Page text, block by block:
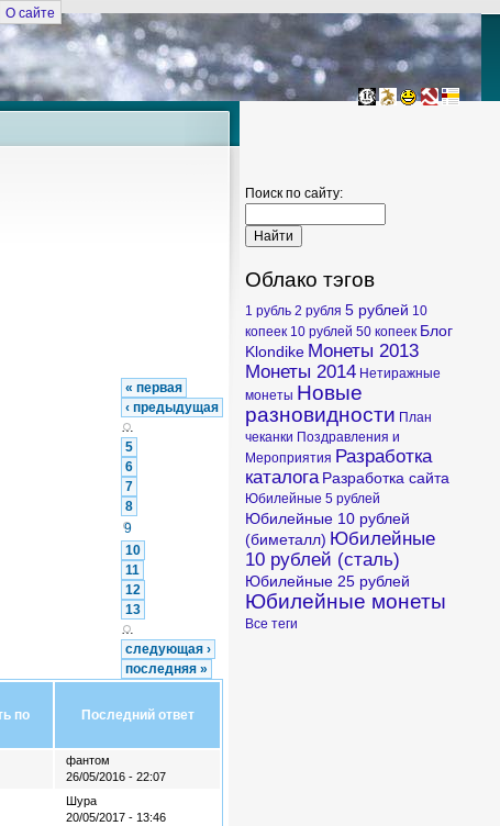
О сайте
« первая
‹ предыдущая
…
5
6
7
8
9
10
11
12
13
…
следующая ›
последняя »
Последний ответ
фантом
26/05/2016 - 22:07
Шура
20/05/2017 - 13:46
Поиск по сайту:
Облако тэгов
1 рубль 2 рубля 5 рублей 10
копеек 10 рублей 50 копеек Блог
Klondike Монеты 2013
Монеты 2014 Нетиражные
монеты Новые
разновидности План
чеканки Поздравления и
Мероприятия Разработка
каталога Разработка сайта
Юбилейные 5 рублей
Юбилейные 10 рублей
(биметалл) Юбилейные
10 рублей (сталь)
Юбилейные 25 рублей
Юбилейные монеты
Все теги